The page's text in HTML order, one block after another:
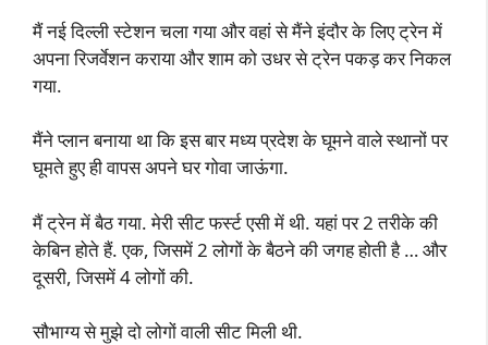
मैं नई दिल्ली स्टेशन चला गया और वहां से मैंने इंदौर के लिए ट्रेन में
अपना रिजर्वेशन कराया और शाम को उधर से ट्रेन पकड़ कर निकल
गया.
मैंने प्लान बनाया था कि इस बार मध्य प्रदेश के घूमने वाले स्थानों पर
घूमते हुए ही वापस अपने घर गोवा जाऊंगा.
मैं ट्रेन में बैठ गया. मेरी सीट फर्स्ट एसी में थी. यहां पर 2 तरीके की
केबिन होते हैं. एक, जिसमें 2 लोगों के बैठने की जगह होती है … और
दूसरी, जिसमें 4 लोगों की.
सौभाग्य से मुझे दो लोगों वाली सीट मिली थी.